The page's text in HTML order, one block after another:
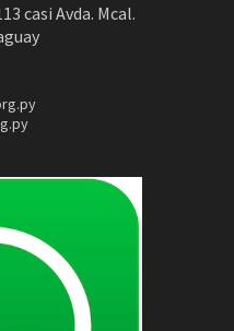
casi Avda. Mcal.